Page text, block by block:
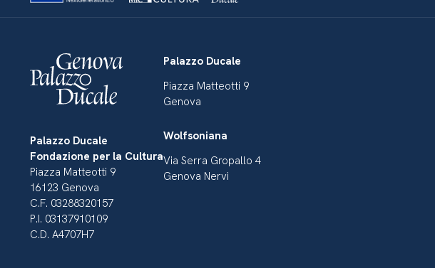
Palazzo Ducale
Fondazione per la Cultura
Piazza Matteotti 9
16123 Genova
C.F. 03288320157
P.I. 03137910109
C.D. A4707H7
Palazzo Ducale
Piazza Matteotti 9
Genova
Wolfsoniana
Via Serra Gropallo 4
Genova Nervi